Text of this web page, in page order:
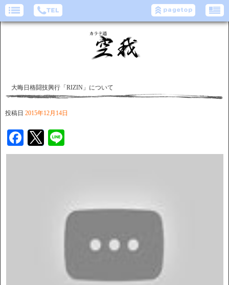
大晦日格闘技興行「RIZIN」について
投稿日 2015年12月14日
Facebook
Twitter